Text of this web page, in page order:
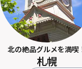
北の絶品グルメを満喫
札幌